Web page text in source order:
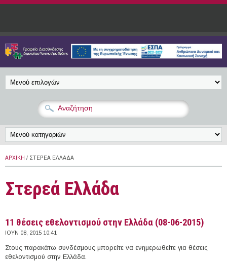
Παράκαμψη προς το κυρίως περιεχόμενο
ΑΡΧΙΚΉ / ΣΤΕΡΕΆ ΕΛΛΆΔΑ
Στερεά Ελλάδα
11 θέσεις εθελοντισμού στην Ελλάδα (08-06-2015)
ΙΟΥΝ 08, 2015 10:41
Στους παρακάτω συνδέσμους μπορείτε να ενημερωθείτε για θέσεις
εθελοντισμού στην Ελλάδα.